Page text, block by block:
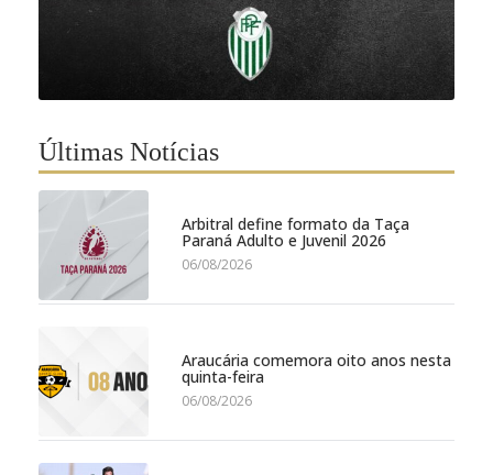
Últimas Notícias
Arbitral define formato da Taça
Paraná Adulto e Juvenil 2026
06/08/2026
Araucária comemora oito anos nesta
quinta-feira
06/08/2026